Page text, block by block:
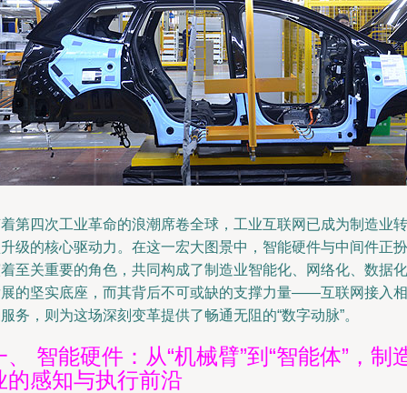
第四次工业革命的浪潮席卷全球，工业互联网已成为制造业转
级的核心驱动力。在这一宏大图景中，智能硬件与中间件正扮
至关重要的角色，共同构成了制造业智能化、网络化、数据化
的坚实底座，而其背后不可或缺的支撑力量——互联网接入相
务，则为这场深刻变革提供了畅通无阻的“数字动脉”。
、 智能硬件：从“机械臂”到“智能体”，制
的感知与执行前沿